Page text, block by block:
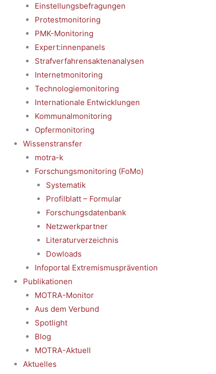
Einstellungsbefragungen
Protestmonitoring
PMK-Monitoring
Expert:innenpanels
Strafverfahrensaktenanalysen
Internetmonitoring
Technologiemonitoring
Internationale Entwicklungen
Kommunalmonitoring
Opfermonitoring
Wissenstransfer
motra-k
Forschungsmonitoring (FoMo)
Systematik
Profilblatt – Formular
Forschungsdatenbank
Netzwerkpartner
Literaturverzeichnis
Dowloads
Infoportal Extremismusprävention
Publikationen
MOTRA-Monitor
Aus dem Verbund
Spotlight
Blog
MOTRA-Aktuell
Aktuelles